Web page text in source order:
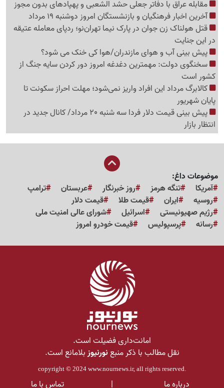
مقابله عراق با دفاتر جعلی حشد الشعبی و پهپادهای بدون مجوز
آخرین اخبار فرهنگیان و بازنشستگان امروز دوشنبه 19 مرداد
قتل هولناک زن جوان در پارک نیما تهران‌نو؛ ردپای معامله عتیقه
در این جنایت
پیش بینی آب و هوای مازندران/هوا کی خنک می شود؟
سخنگوی دولت: مهمترین دغدغه امروز دور کردن سایه جنگ از
کشور است
کالابرگ مرداد این افراد واریز نمی‌شود؛ مهلت احراز سکونت تا
پایان شهریور
پیش بینی قیمت دلار فردا سه شنبه 20 مرداد/ کانال جدید در
انتظار بازار
موضوعات داغ:
آمریکا
تنگه هرمز روز خبرنگار عربستان
ترامپ
روسیه
ایران قیمت طلا
قیمت دلار
رژیم صهیونیستی
اسرائیل
شورای عالی امنیت ملی
رسانه
پرسپولیس قیمت خودرو امروز
امانت‌داری فضیلت است.
نقل مطالب با ذکر منبعنورنیوزبلامانع است.
copyright © 2024 www.nournews.ir, all rights reserved.
درباره ما | تماس با ما